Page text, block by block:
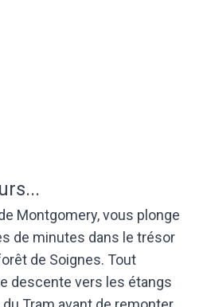
Montgomery, vous plonge
de minutes dans le trésor
de Soignes. Tout
descente vers les étangs